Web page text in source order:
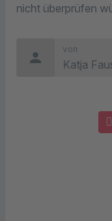
nicht überprüfen
person
von
Katja